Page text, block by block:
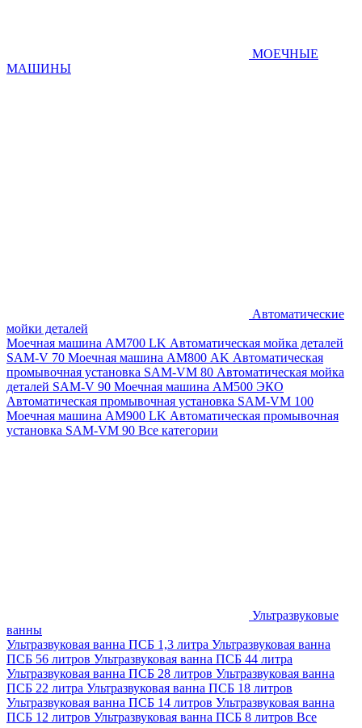
МОЕЧНЫЕ
МАШИНЫ
Автоматические
мойки деталей
Моечная машина AM700 LK Автоматическая мойка деталей
SAM-V 70 Моечная машина АМ800 AK Автоматическая
промывочная установка SAM-VM 80 Автоматическая мойка
деталей SAM-V 90 Моечная машина АМ500 ЭКО
Автоматическая промывочная установка SAM-VM 100
Моечная машина AM900 LK Автоматическая промывочная
установка SAM-VM 90 Все категории
Ультразвуковые
ванны
Ультразвуковая ванна ПСБ 1,3 литра Ультразвуковая ванна
ПСБ 56 литров Ультразвуковая ванна ПСБ 44 литра
Ультразвуковая ванна ПСБ 28 литров Ультразвуковая ванна
ПСБ 22 литра Ультразвуковая ванна ПСБ 18 литров
Ультразвуковая ванна ПСБ 14 литров Ультразвуковая ванна
ПСБ 12 литров Ультразвуковая ванна ПСБ 8 литров Все